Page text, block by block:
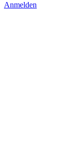
Anmelden